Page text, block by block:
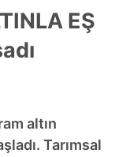
EŞ
altın
Tarımsal